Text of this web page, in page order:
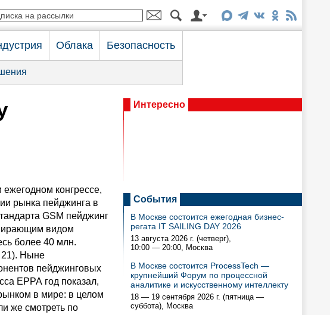
Облака Безопасность
конгрессе,
рынка пейджинга в
GSM пейджинг
видом
более 40 млн.
21). Ныне
пейджинговых
ЕРРА год показал,
в мире: в целом
же смотреть по
Интересно
События
В Москве состоится ежегодная бизнес-
регата IT SAILING DAY 2026
13 августа 2026 г. (четверг),
10:00 — 20:00, Москва
В Москве состоится ProcessTech —
крупнейший Форум по процессной
аналитике и искусственному интеллекту
18 — 19 сентября 2026 г. (пятница —
суббота), Москва